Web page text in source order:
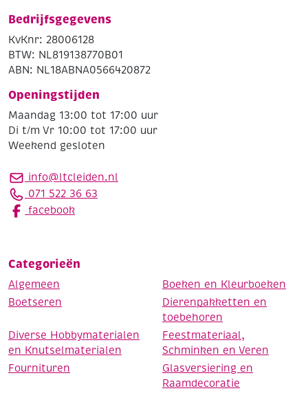
Bedrijfsgegevens
KvKnr: 28006128
BTW: NL819138770B01
ABN: NL18ABNA0566420872
Openingstijden
Maandag 13:00 tot 17:00 uur
Di t/m Vr 10:00 tot 17:00 uur
Weekend gesloten
info@ltcleiden.nl
071 522 36 63
facebook
Categorieën
Algemeen
Boeken en Kleurboeken
Boetseren
Dierenpakketten en
toebehoren
Diverse Hobbymaterialen
en Knutselmaterialen
Feestmateriaal,
Schminken en Veren
Fournituren
Glasversiering en
Raamdecoratie